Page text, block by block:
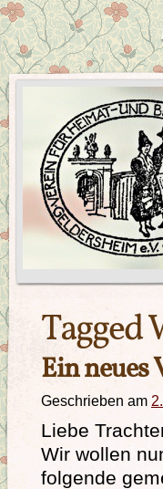
Tagged
Ein
Geschrieben am
Liebe
Wir wollen
folgende